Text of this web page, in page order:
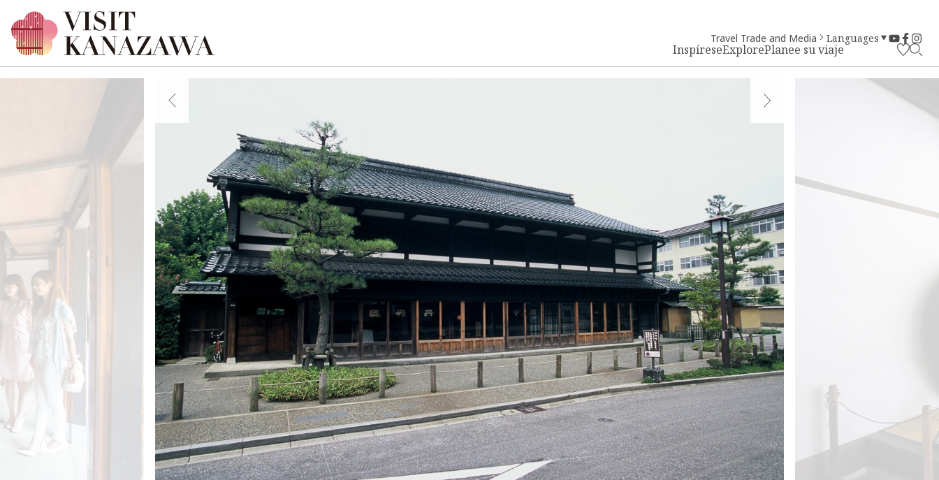
InspíreseExplorePlanee su viaje
Travel Trade and Media Languages